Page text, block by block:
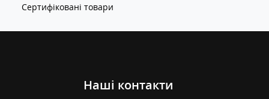
Сертифіковані товари
Наші контакти